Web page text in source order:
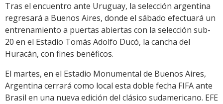
Tras el encuentro ante Uruguay, la selección argentina
regresará a Buenos Aires, donde el sábado efectuará un
entrenamiento a puertas abiertas con la selección sub-
20 en el Estadio Tomás Adolfo Ducó, la cancha del
Huracán, con fines benéficos.
El martes, en el Estadio Monumental de Buenos Aires,
Argentina cerrará como local esta doble fecha FIFA ante
Brasil en una nueva edición del clásico sudamericano. EFE